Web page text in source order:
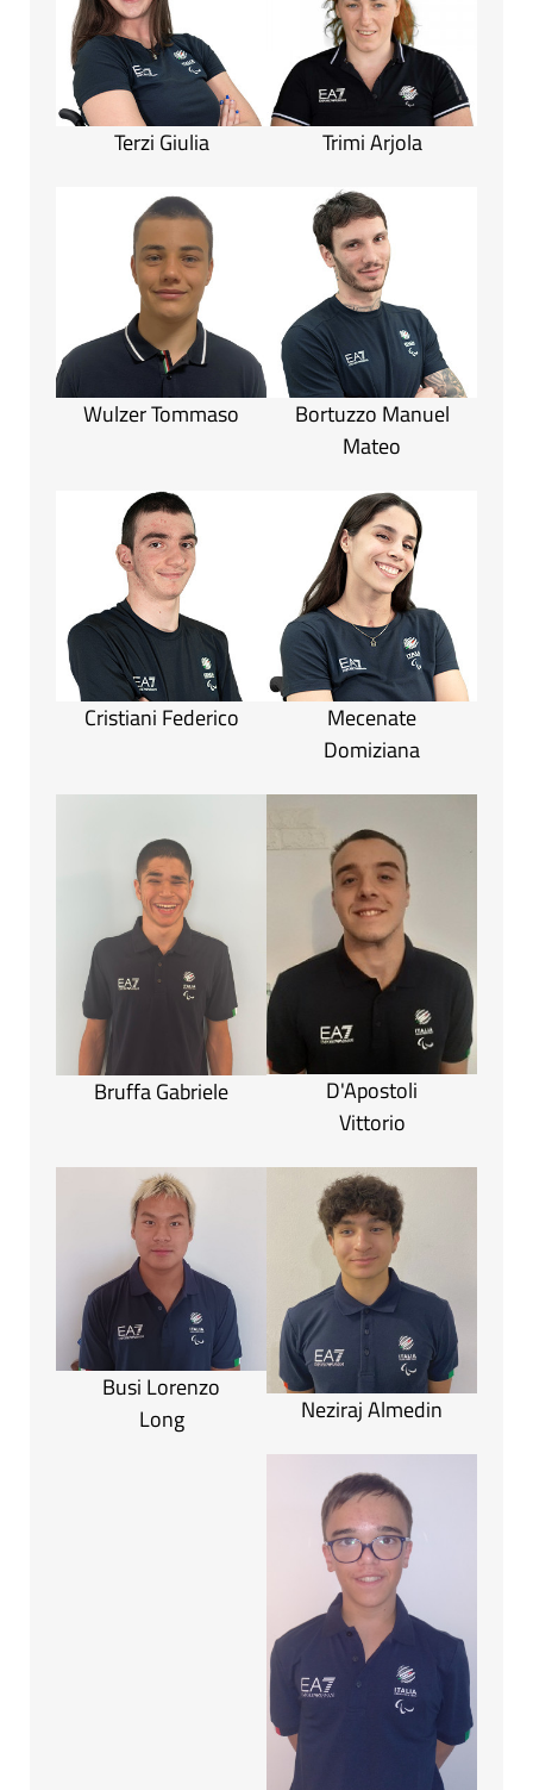
Terzi Giulia Trimi Arjola
Wulzer Tommaso
Bortuzzo Manuel
Mateo
Cristiani Federico
Mecenate
Domiziana
Bruffa Gabriele
D'Apostoli
Vittorio
Busi Lorenzo
Long
Neziraj Almedin